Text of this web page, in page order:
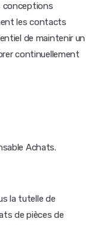
conceptions
les contacts
de maintenir un
continuellement
Achats.
la tutelle de
de pièces de